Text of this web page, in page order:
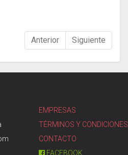
Anterior
Siguiente
EMPRESAS
TÉRMINOS Y CONDICIONES
CONTACTO
FACEBOOK